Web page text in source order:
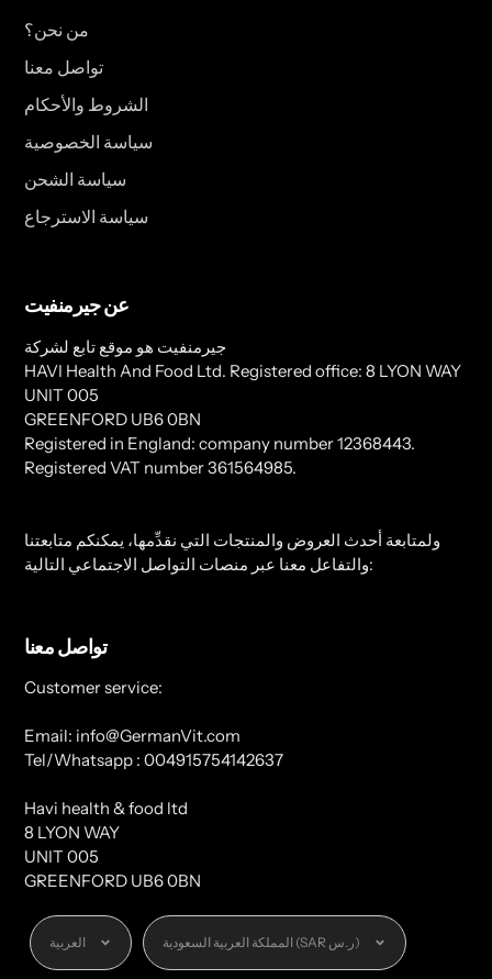
من نحن؟
تواصل معنا
الشروط والأحكام
سياسة الخصوصية
سياسة الشحن
سياسة الاسترجاع
عن جيرمنفيت
جيرمنفيت هو موقع تابع لشركة
HAVI Health And Food Ltd. Registered office: 8 LYON WAY
UNIT 005
GREENFORD UB6 0BN
Registered in England: company number 12368443.
Registered VAT number 361564985.
ولمتابعة أحدث العروض والمنتجات التي نقدِّمها، يمكنكم متابعتنا
والتفاعل معنا عبر منصات التواصل الاجتماعي التالية:
تواصل معنا
Customer service:
Email: info@GermanVit.com
Tel/Whatsapp : 004915754142637
Havi health & food ltd
8 LYON WAY
UNIT 005
GREENFORD UB6 0BN
اللغة
العربية العملة المملكة العربية السعودية (SAR ر.س)